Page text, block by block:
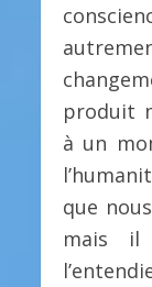
produit
à un
que
mais il